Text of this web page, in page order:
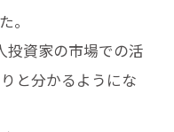
。
投資家の市場での活
と分かるようにな